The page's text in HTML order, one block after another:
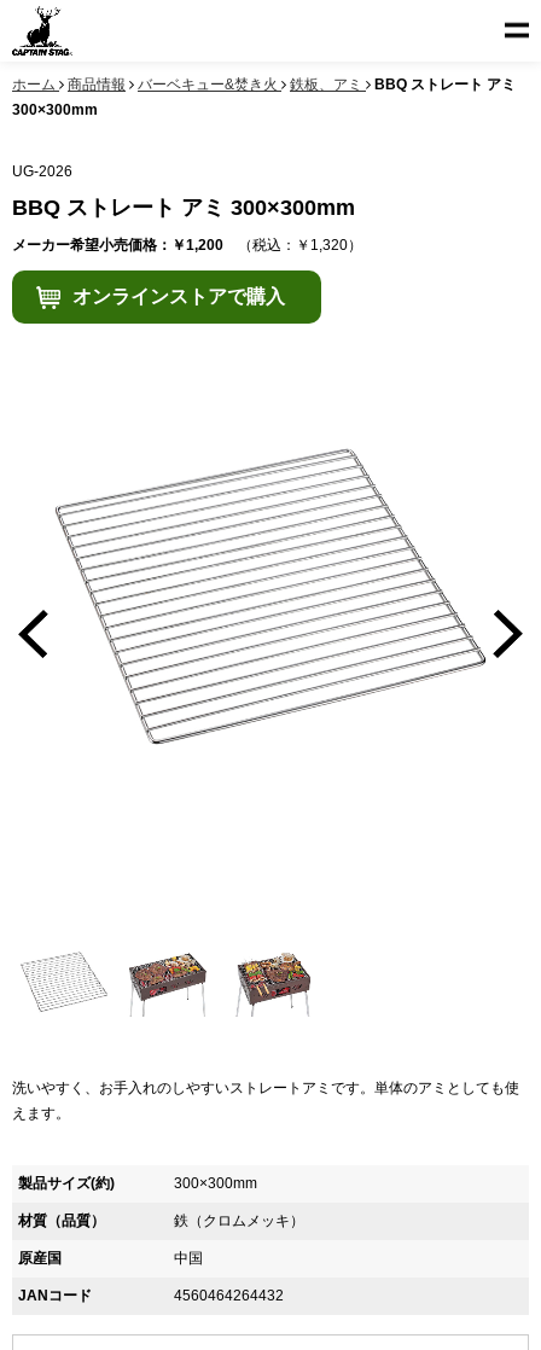
ホーム 商品情報 バーベキュー&焚き火 鉄板、アミ
BBQ ストレート アミ
300×300mm
UG-2026
BBQ ストレート アミ 300×300mm
メーカー希望小売価格：￥1,200 （税込：￥1,320）
オンラインストアで購入
洗いやすく、お手入れのしやすいストレートアミです。単体のアミとしても使
えます。
製品サイズ(約) 300×300mm
材質（品質） 鉄（クロムメッキ）
原産国 中国
JANコード 4560464264432